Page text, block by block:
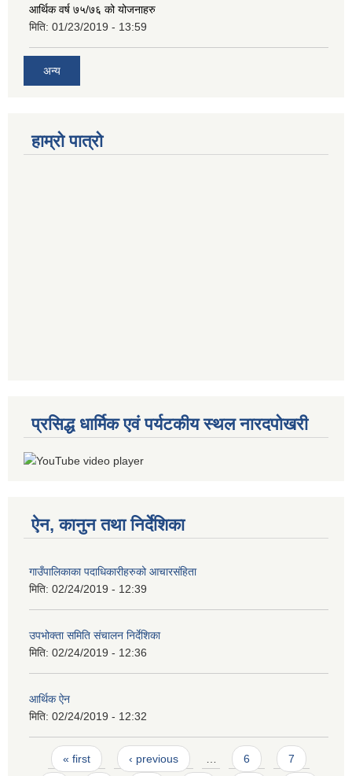
आर्थिक वर्ष ७५/७६ को योजनाहरु
मिति: 01/23/2019 - 13:59
अन्य
हाम्रो पात्रो
प्रसिद्ध धार्मिक एवं पर्यटकीय स्थल नारदपोखरी
ऐन, कानुन तथा निर्देशिका
गाउँपालिकाका पदाधिकारीहरुको आचारसंहिता
मिति: 02/24/2019 - 12:39
उपभोक्ता समिति संचालन निर्देशिका
मिति: 02/24/2019 - 12:36
आर्थिक ऐन
मिति: 02/24/2019 - 12:32
Pages
« first ‹ previous 6 7